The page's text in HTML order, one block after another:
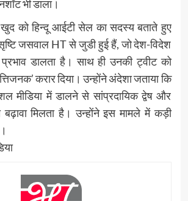
भी डाला।
को हिन्दू आईटी सेल का सदस्य बताते हुए
जसवाल HT से जुडी हुई हैं, जो देश-विदेश
डालता है। साथ ही उनकी ट्वीट को
करार दिया। उन्होंने अंदेशा जताया कि
मीडिया में डालने से सांप्रदायिक द्वेष और
बढ़ावा मिलता है। उन्होंने इस मामले में कड़ी